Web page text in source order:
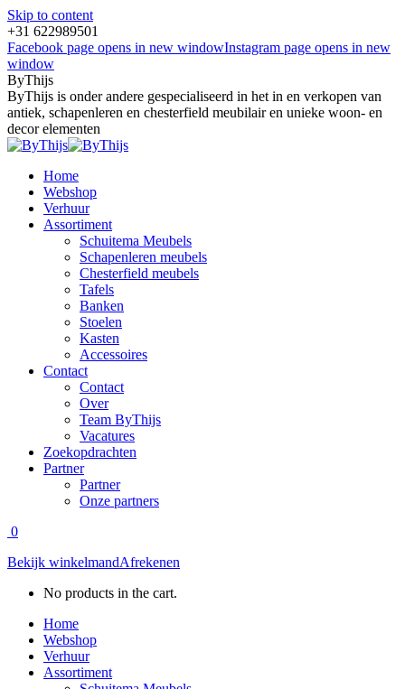
Skip to content
+31 622989501
Facebook page opens in new windowInstagram page opens in new
window
ByThijs
ByThijs is onder andere gespecialiseerd in het in en verkopen van
antiek, schapenleren en chesterfield meubilair en unieke woon- en
decor elementen
Home
Webshop
Verhuur
Assortiment
Schuitema Meubels
Schapenleren meubels
Chesterfield meubels
Tafels
Banken
Stoelen
Kasten
Accessoires
Contact
Contact
Over
Team ByThijs
Vacatures
Zoekopdrachten
Partner
Partner
Onze partners
0
Bekijk winkelmandAfrekenen
No products in the cart.
Home
Webshop
Verhuur
Assortiment